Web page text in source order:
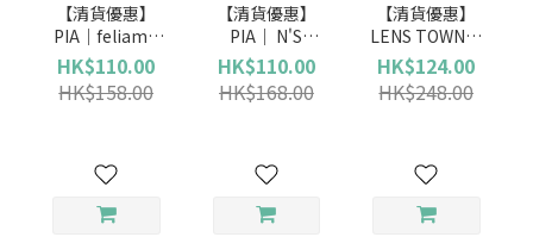
【清貨優惠】
PIA｜feliamo
(日拋)
HK$110.00
HK$158.00
【清貨優惠】
PIA｜ N'S
Collection (日
拋)
HK$110.00
HK$168.00
【清貨優惠】
LENS TOWN｜
Lighly Pure
Gray 純潔灰 (日
拋)
HK$124.00
HK$248.00